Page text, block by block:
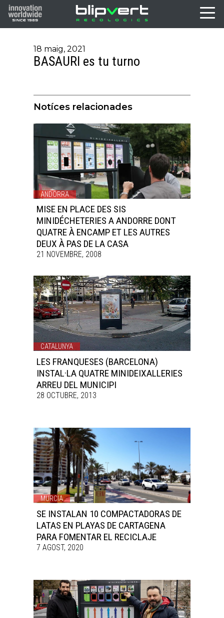
18 maig, 2021
BASAURI es tu turno
Notíces relacionades
ANDORRA
MISE EN PLACE DES SIS
MINIDÉCHETERIES A ANDORRE DONT
QUATRE À ENCAMP ET LES AUTRES
DEUX À PAS DE LA CASA
21 NOVEMBRE, 2008
CATALUNYA
LES FRANQUESES (BARCELONA)
INSTAL·LA QUATRE MINIDEIXALLERIES
ARREU DEL MUNICIPI
28 OCTUBRE, 2013
MURCIA
SE INSTALAN 10 COMPACTADORAS DE
LATAS EN PLAYAS DE CARTAGENA
PARA FOMENTAR EL RECICLAJE
7 AGOST, 2020